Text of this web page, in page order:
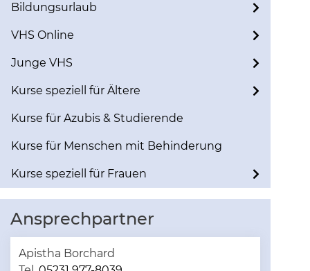
Bildungsurlaub
VHS Online
Junge VHS
Kurse speziell für Ältere
Kurse für Azubis & Studierende
Kurse für Menschen mit Behinderung
Kurse speziell für Frauen
Ansprechpartner
Apistha Borchard